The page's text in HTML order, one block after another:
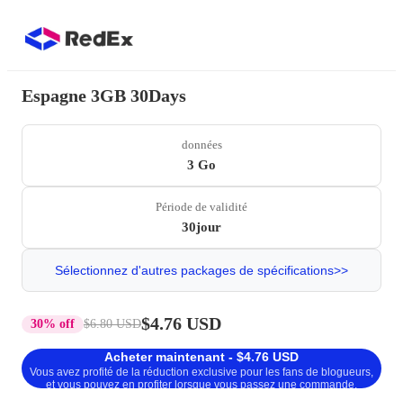
Espagne 3GB 30Days
données
3 Go
Période de validité
30jour
Sélectionnez d'autres packages de spécifications>>
30% off $6.80 USD$4.76 USD
Acheter maintenant - $4.76 USD
Vous avez profité de la réduction exclusive pour les fans de blogueurs,
et vous pouvez en profiter lorsque vous passez une commande.